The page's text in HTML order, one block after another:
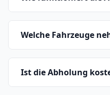
Welche Fahrzeuge
Ist die Abholung